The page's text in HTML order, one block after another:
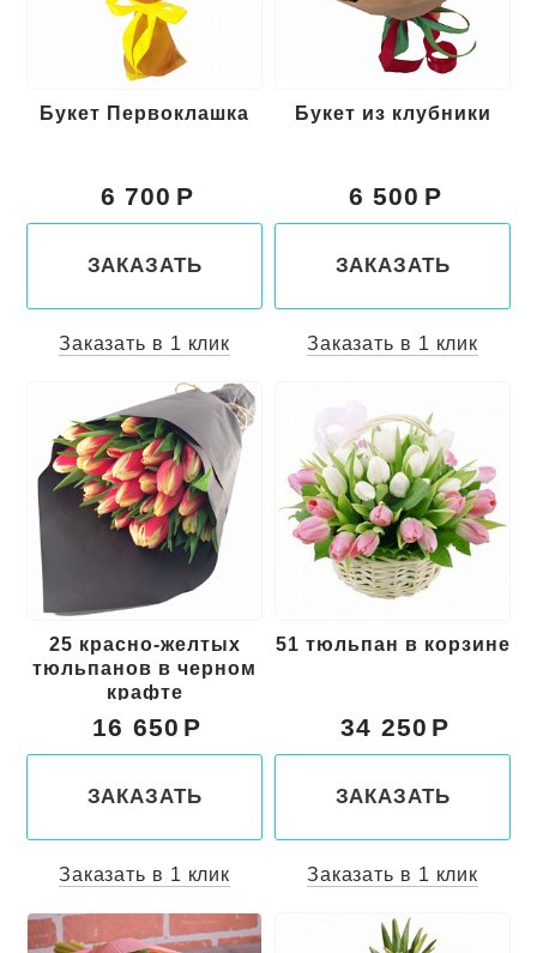
Букет Первоклашка
6 700
ЗАКАЗАТЬ
Заказать в 1 клик
Букет из клубники
6 500
ЗАКАЗАТЬ
Заказать в 1 клик
25 красно-желтых
тюльпанов в черном
крафте
16 650
ЗАКАЗАТЬ
Заказать в 1 клик
51 тюльпан в корзине
34 250
ЗАКАЗАТЬ
Заказать в 1 клик